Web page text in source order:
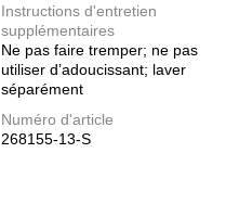
Instructions d'entretien
supplémentaires
Ne pas faire tremper; ne pas
utiliser d’adoucissant; laver
séparément
Numéro d'article
268155-13-S